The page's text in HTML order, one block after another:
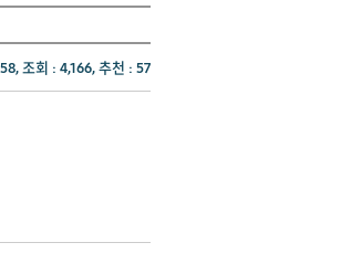
조회 : 4,166, 추천 : 57